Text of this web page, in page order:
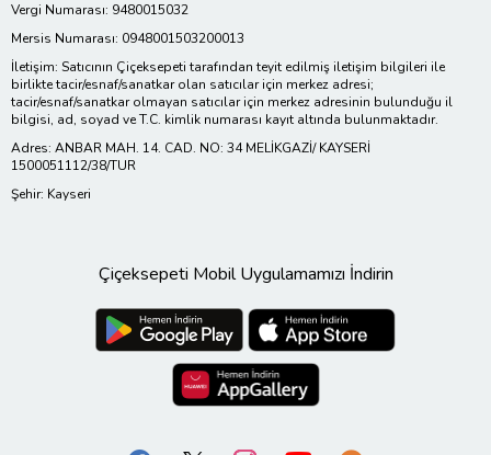
Vergi Numarası: 9480015032
Mersis Numarası: 0948001503200013
İletişim: Satıcının Çiçeksepeti tarafından teyit edilmiş iletişim bilgileri ile
birlikte tacir/esnaf/sanatkar olan satıcılar için merkez adresi;
tacir/esnaf/sanatkar olmayan satıcılar için merkez adresinin bulunduğu il
bilgisi, ad, soyad ve T.C. kimlik numarası kayıt altında bulunmaktadır.
Adres: ANBAR MAH. 14. CAD. NO: 34 MELİKGAZİ/ KAYSERİ
1500051112/38/TUR
Şehir: Kayseri
Çiçeksepeti Mobil Uygulamamızı İndirin